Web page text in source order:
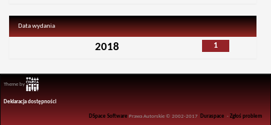
Data wydania
1
2018
Theme by
Deklaracja dostępności
DSpace Software Prawa Autorskie © 2002-2017 Duraspace -Zgłoś problem